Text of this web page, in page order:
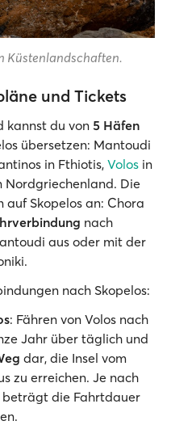
Küstenlandschaften.
und Tickets
kannst du von 5 Häfen
übersetzen: Mantoudi
in Fthiotis, Volos in
Nordgriechenland. Die
auf Skopelos an: Chora
nach
aus oder mit der
nach Skopelos:
: Fähren von Volos nach
Jahr über täglich und
dar, die Insel vom
zu erreichen. Je nach
beträgt die Fahrtdauer